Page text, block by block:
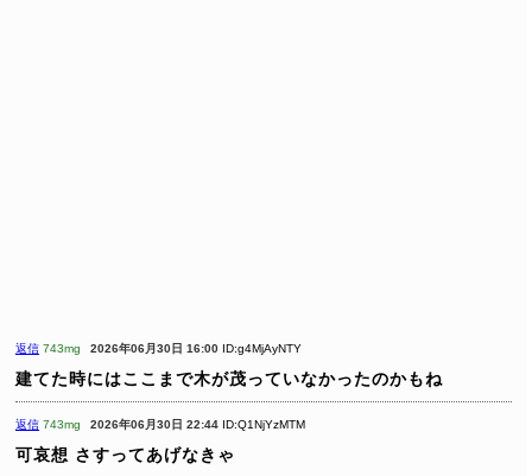
返信 743mg 2026年06月30日 16:00 ID:g4MjAyNTY
建てた時にはここまで木が茂っていなかったのかもね
返信 743mg 2026年06月30日 22:44 ID:Q1NjYzMTM
可哀想 さすってあげなきゃ